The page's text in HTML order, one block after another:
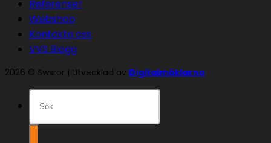
Referenser
Webshop
Kontakta oss
VVS Blogg
2026 © Swsror | Utvecklad av Digitalmäklarna
efter: